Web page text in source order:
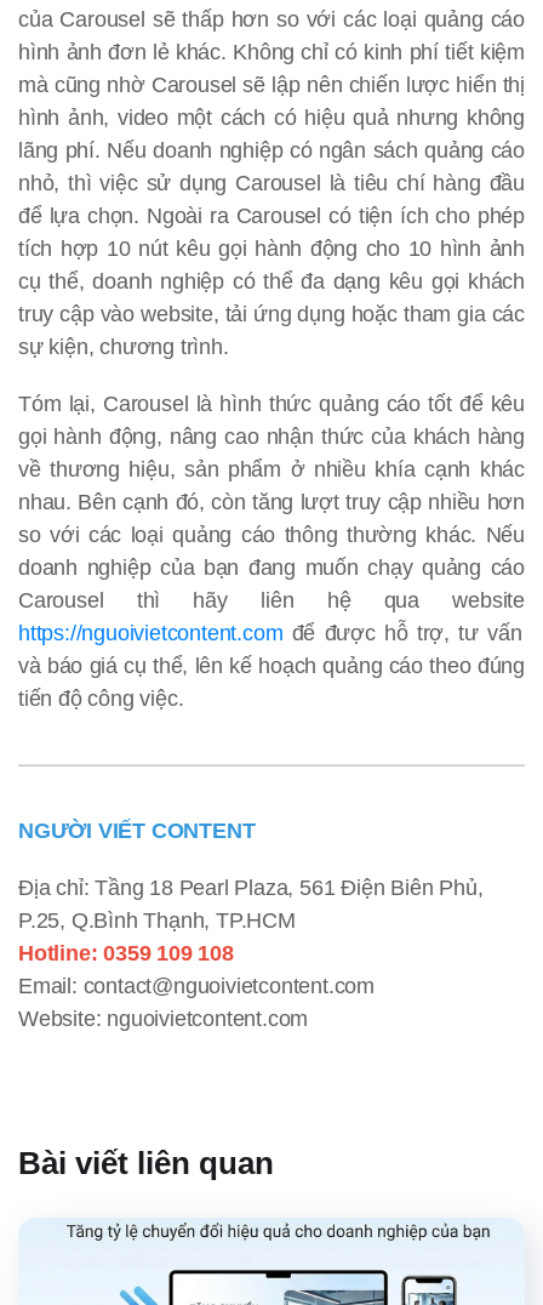
của Carousel sẽ thấp hơn so với các loại quảng cáo
hình ảnh đơn lẻ khác. Không chỉ có kinh phí tiết kiệm
mà cũng nhờ Carousel sẽ lập nên chiến lược hiển thị
hình ảnh, video một cách có hiệu quả nhưng không
lãng phí. Nếu doanh nghiệp có ngân sách quảng cáo
nhỏ, thì việc sử dụng Carousel là tiêu chí hàng đầu
để lựa chọn. Ngoài ra Carousel có tiện ích cho phép
tích hợp 10 nút kêu gọi hành động cho 10 hình ảnh
cụ thể, doanh nghiệp có thể đa dạng kêu gọi khách
truy cập vào website, tải ứng dụng hoặc tham gia các
sự kiện, chương trình.
Tóm lại, Carousel là hình thức quảng cáo tốt để kêu
gọi hành động, nâng cao nhận thức của khách hàng
về thương hiệu, sản phẩm ở nhiều khía cạnh khác
nhau. Bên cạnh đó, còn tăng lượt truy cập nhiều hơn
so với các loại quảng cáo thông thường khác. Nếu
doanh nghiệp của bạn đang muốn chạy quảng cáo
Carousel thì hãy liên hệ qua website
https://nguoivietcontent.com để được hỗ trợ, tư vấn
và báo giá cụ thể, lên kế hoạch quảng cáo theo đúng
tiến độ công việc.
NGƯỜI VIẾT CONTENT
Địa chỉ: Tầng 18 Pearl Plaza, 561 Điện Biên Phủ,
P.25, Q.Bình Thạnh, TP.HCM
Hotline: 0359 109 108
Email: contact@nguoivietcontent.com
Website: nguoivietcontent.com
Bài viết liên quan